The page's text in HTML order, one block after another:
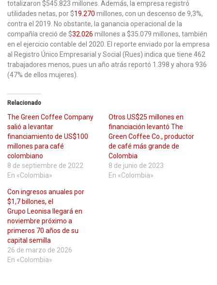
totalizaron $545.823 millones. Además, la empresa registró
utilidades netas, por $19.270 millones, con un descenso de 9,3%,
contra el 2019. No obstante, la ganancia operacional de la
compañía creció de $32.026 millones a $35.079 millones, también
en el ejercicio contable del 2020. El reporte enviado por la empresa
al Registro Único Empresarial y Social (Rues) indica que tiene 462
trabajadores menos, pues un año atrás reportó 1.398 y ahora 936
(47% de ellos mujeres).
Relacionado
The Green Coffee Company
salió a levantar
financiamiento de US$100
millones para café
colombiano
8 de septiembre de 2022
En «Colombia»
Otros US$25 millones en
financiación levantó The
Green Coffee Co., productor
de café más grande de
Colombia
8 de junio de 2023
En «Colombia»
Con ingresos anuales por
$1,7 billones, el
Grupo Leonisa llegará en
noviembre próximo a
primeros 70 años de su
capital semilla
26 de marzo de 2026
En «Colombia»